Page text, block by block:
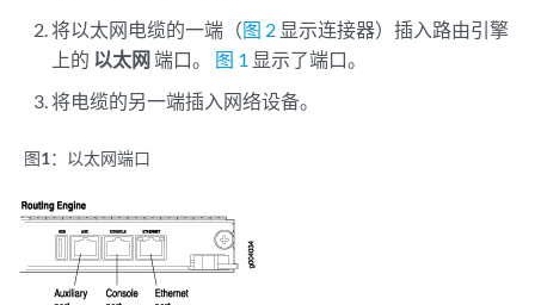
将以太网电缆的一端（图 2 显示连接器）插入路由引擎
上的 以太网 端口。 图 1 显示了端口。
将电缆的另一端插入网络设备。
图1： 以太网端口